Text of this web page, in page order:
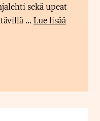
sekä upeat
... Lue lisää